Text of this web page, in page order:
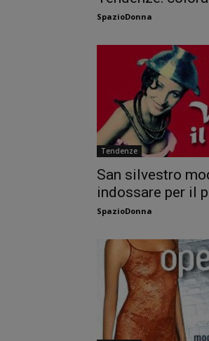
SpazioDonna
Tendenze
San silvestro
indossare per il
SpazioDonna